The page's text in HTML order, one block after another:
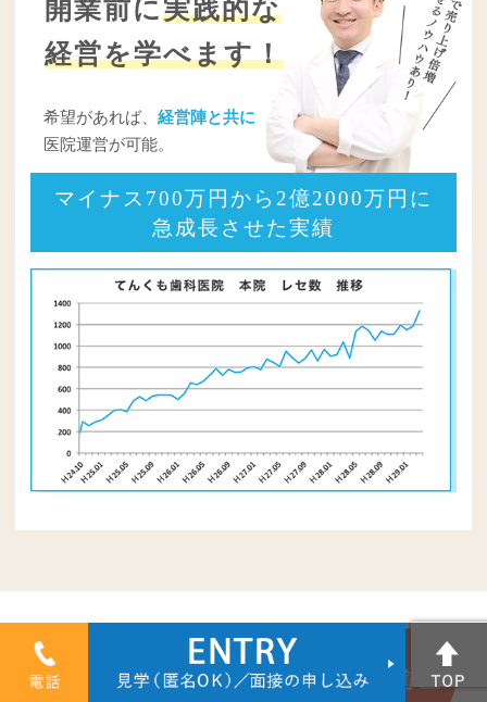
開業前に実践的な
経営を学べます！
希望があれば、 経営陣と共に
医院運営が可能。
マイナス700万円から2億2000万円に
急成長させた実績